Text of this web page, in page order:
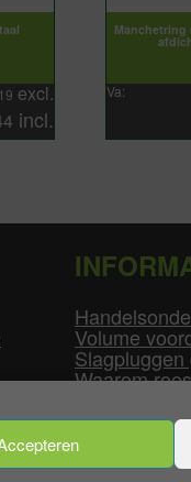
excl.
incl.
Manchetring
Va:
Volume
Slagpluggen
Waarom
Pvc-buizen
Flenzen tabel